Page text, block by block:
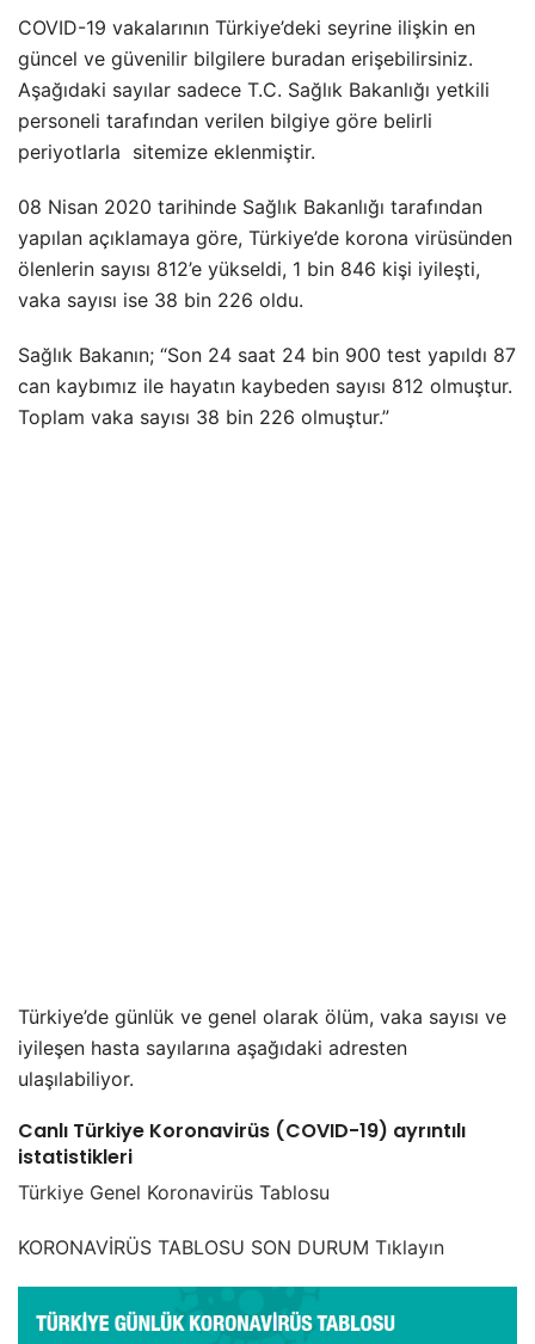
COVID-19 vakalarının Türkiye’deki seyrine ilişkin en
güncel ve güvenilir bilgilere buradan erişebilirsiniz.
Aşağıdaki sayılar sadece T.C. Sağlık Bakanlığı yetkili
personeli tarafından verilen bilgiye göre belirli
periyotlarla sitemize eklenmiştir.
08 Nisan 2020 tarihinde Sağlık Bakanlığı tarafından
yapılan açıklamaya göre, Türkiye’de korona virüsünden
ölenlerin sayısı 812’e yükseldi, 1 bin 846 kişi iyileşti,
vaka sayısı ise 38 bin 226 oldu.
Sağlık Bakanın; “Son 24 saat 24 bin 900 test yapıldı 87
can kaybımız ile hayatın kaybeden sayısı 812 olmuştur.
Toplam vaka sayısı 38 bin 226 olmuştur.”
Türkiye’de günlük ve genel olarak ölüm, vaka sayısı ve
iyileşen hasta sayılarına aşağıdaki adresten
ulaşılabiliyor.
Canlı Türkiye Koronavirüs (COVID-19) ayrıntılı
istatistikleri
Türkiye Genel Koronavirüs Tablosu
KORONAVİRÜS TABLOSU SON DURUM Tıklayın